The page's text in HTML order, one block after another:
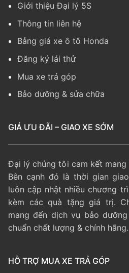
Giới thiệu Đại lý 5S
Thông tin liên hệ
Bảng giá xe ô tô Honda
Đăng ký lái thử
Mua xe trả góp
Bảo dưỡng & sửa chữa
GIÁ ƯU ĐÃI – GIAO XE SỚM
Đại lý chúng tôi cam kết
Bên cạnh đó là thời gian
luôn cập nhật nhiều chương
kèm các quà tặng giá trị.
mang đến dịch vụ bảo
chuẩn chất lượng & chính hãng.
HỖ TRỢ MUA XE TRẢ GÓP